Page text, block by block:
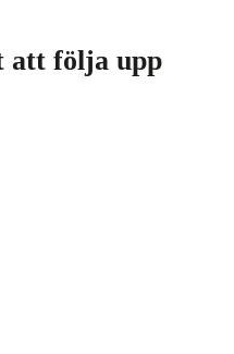
att följa upp